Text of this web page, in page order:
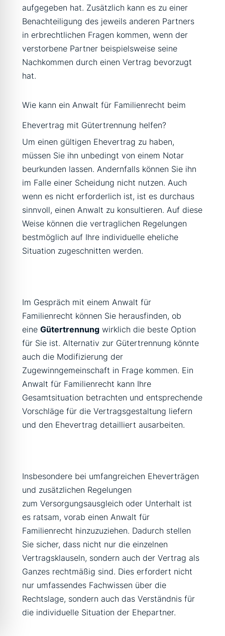
aufgegeben hat. Zusätzlich kann es zu einer
Benachteiligung des jeweils anderen Partners
in erbrechtlichen Fragen kommen, wenn der
verstorbene Partner beispielsweise seine
Nachkommen durch einen Vertrag bevorzugt
hat.
Wie kann ein Anwalt für Familienrecht beim
Ehevertrag mit Gütertrennung helfen?
Um einen gültigen Ehevertrag zu haben,
müssen Sie ihn unbedingt von einem Notar
beurkunden lassen. Andernfalls können Sie ihn
im Falle einer Scheidung nicht nutzen. Auch
wenn es nicht erforderlich ist, ist es durchaus
sinnvoll, einen Anwalt zu konsultieren. Auf diese
Weise können die vertraglichen Regelungen
bestmöglich auf Ihre individuelle eheliche
Situation zugeschnitten werden.
Im Gespräch mit einem Anwalt für
Familienrecht können Sie herausfinden, ob
eineGütertrennung wirklich die beste Option
für Sie ist. Alternativ zur Gütertrennung könnte
auch die Modifizierung der
Zugewinngemeinschaft in Frage kommen. Ein
Anwalt für Familienrecht kann Ihre
Gesamtsituation betrachten und entsprechende
Vorschläge für die Vertragsgestaltung liefern
und den Ehevertrag detailliert ausarbeiten.
Insbesondere bei umfangreichen Eheverträgen
und zusätzlichen Regelungen
zum Versorgungsausgleich oder Unterhalt ist
es ratsam, vorab einen Anwalt für
Familienrecht hinzuzuziehen. Dadurch stellen
Sie sicher, dass nicht nur die einzelnen
Vertragsklauseln, sondern auch der Vertrag als
Ganzes rechtmäßig sind. Dies erfordert nicht
nur umfassendes Fachwissen über die
Rechtslage, sondern auch das Verständnis für
die individuelle Situation der Ehepartner.